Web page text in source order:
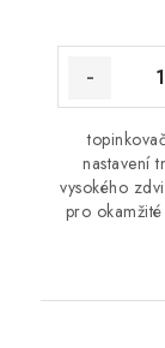
nastavení
vysokého
pro okamžité